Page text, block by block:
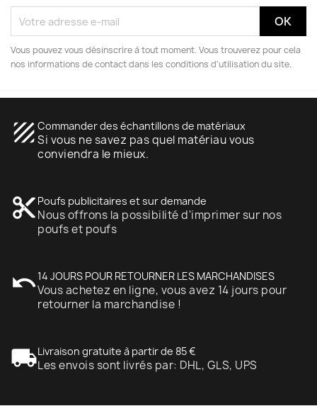
Vous pouvez vous désinscrire à tout moment. Vous trouverez pour cela
nos informations de contact dans les conditions d'utilisation du site.
texture Commander des échantillons de matériaux
Si vous ne savez pas quel matériau vous
conviendra le mieux.
content_cut Poufs publicitaires et sur demande
Nous offrons la possibilité d'imprimer sur nos
poufs et poufs
undo14 JOURS POUR RETOURNER LES MARCHANDISES
Vous achetez en ligne, vous avez 14 jours pour
retourner la marchandise !
local_shippingLivraison gratuite à partir de 85 €
Les envois sont livrés par: DHL, GLS, UPS